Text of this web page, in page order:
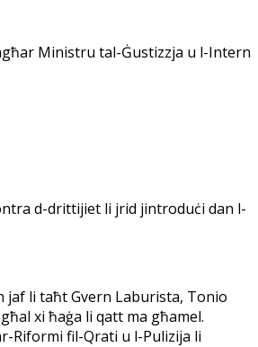
Ministru tal-Ġustizzja u l-Intern
d-drittijiet li jrid jintroduċi dan l-
jaf li taħt Gvern Laburista, Tonio
xi ħaġa li qatt ma għamel.
Riformi fil-Qrati u l-Pulizija li